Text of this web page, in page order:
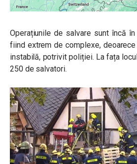
Operațiunile de salvare sunt încă
fiind extrem de complexe,
instabilă, potrivit poliției. La fața
250 de salvatori.